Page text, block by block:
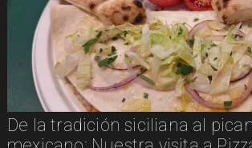
Un paseo matutino por